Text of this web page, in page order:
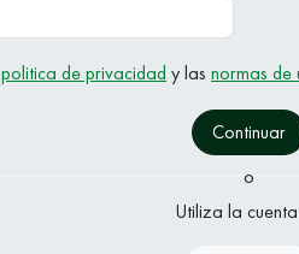
politica de privacidad y las normas de
Continuar
o
Utiliza la